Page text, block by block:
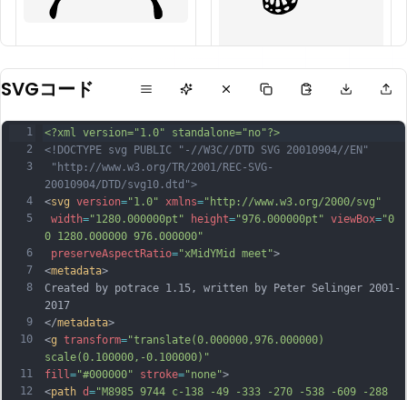
SVGコード
1
2
3
4
5
6
7
8
9
10
11
12
<?xml version="1.0" standalone="no"?>
<!DOCTYPE svg PUBLIC "-//W3C//DTD SVG 20010904//EN"
"http://www.w3.org/TR/2001/REC-SVG-
20010904/DTD/svg10.dtd">
<svg version="1.0" xmlns="http://www.w3.org/2000/svg"
width="1280.000000pt" height="976.000000pt" viewBox="0
0 1280.000000 976.000000"
preserveAspectRatio="xMidYMid meet">
<metadata>
Created by potrace 1.15, written by Peter Selinger 2001-
2017
</metadata>
<g transform="translate(0.000000,976.000000)
scale(0.100000,-0.100000)"
fill="#000000" stroke="none">
<path d="M8985 9744 c-138 -49 -333 -270 -538 -609 -288